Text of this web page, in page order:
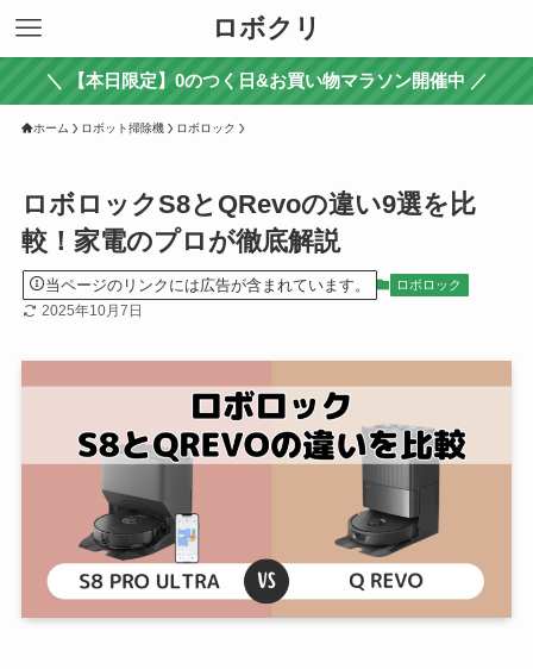
ロボクリ
＼ 【本日限定】0のつく日&お買い物マラソン開催中 ／
ホーム ロボット掃除機 ロボロック
ロボロックS8とQRevoの違い9選を比
較！家電のプロが徹底解説
当ページのリンクには広告が含まれています。 ロボロック
2025年10月7日